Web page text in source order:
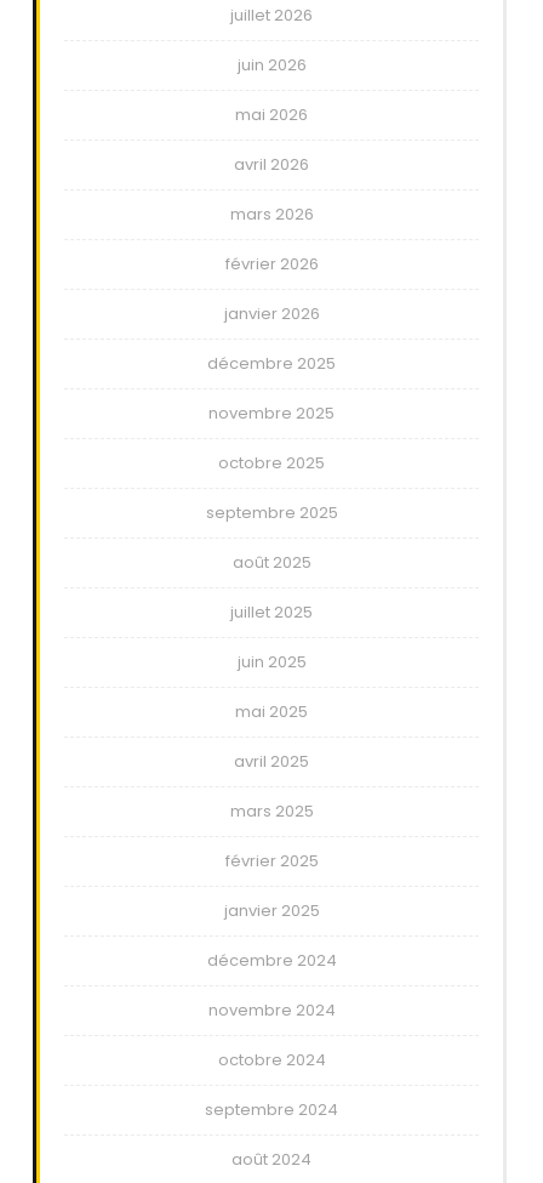
juillet 2026
juin 2026
mai 2026
avril 2026
mars 2026
février 2026
janvier 2026
décembre 2025
novembre 2025
octobre 2025
septembre 2025
août 2025
juillet 2025
juin 2025
mai 2025
avril 2025
mars 2025
février 2025
janvier 2025
décembre 2024
novembre 2024
octobre 2024
septembre 2024
août 2024